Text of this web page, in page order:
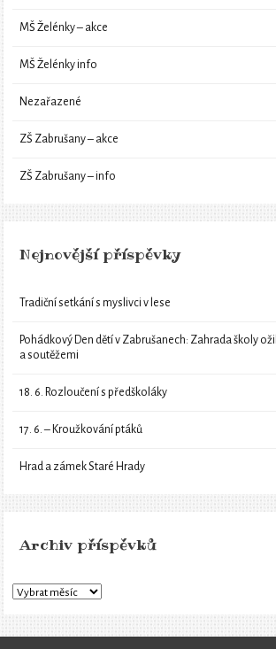
MŠ Želénky – akce
MŠ Želénky info
Nezařazené
ZŠ Zabrušany – akce
ZŠ Zabrušany – info
Nejnovější příspěvky
Tradiční setkání s myslivci v lese
Pohádkový Den dětí v Zabrušanech: Zahrada školy
a soutěžemi
18. 6. Rozloučení s předškoláky
17. 6. – Kroužkování ptáků
Hrad a zámek Staré Hrady
Archiv příspěvků